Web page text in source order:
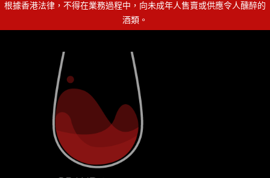
根據香港法律，不得在業務過程中，向未成年人售賣或供應令人醺醉的
酒類。